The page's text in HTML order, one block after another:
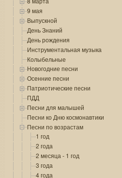
9 мая
Выпускной
День Знаний
День рождения
Инструментальная музыка
Колыбельные
Новогодние песни
Осенние песни
Патриотические песни
ПДД
Песни для малышей
Песни ко Дню космонавтики
Песни по возрастам
1 год
2 года
2 месяца - 1 год
3 года
4 года